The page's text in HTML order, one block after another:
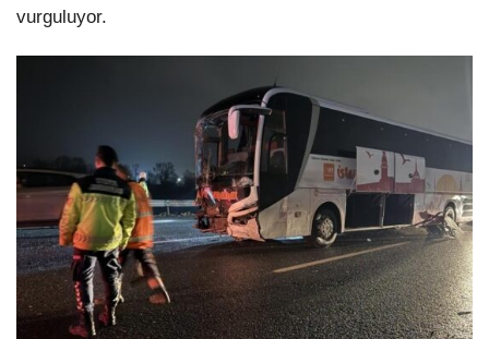
vurguluyor.